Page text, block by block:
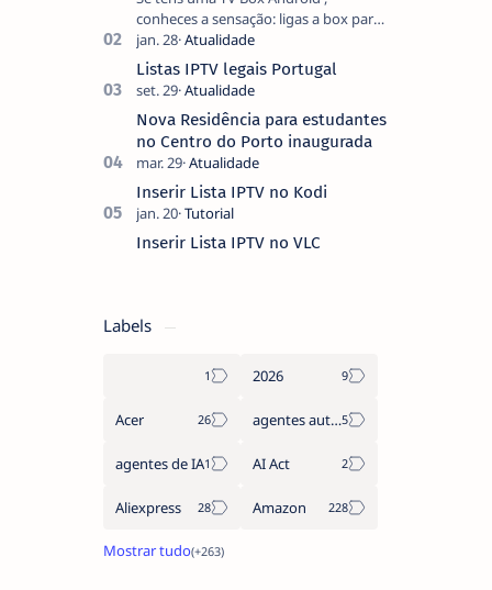
conheces a sensação: ligas a box para
ver um filme e o ecrã inicial está
coberto de sugestões que não
pediste, ban…
Listas IPTV legais Portugal
Nova Residência para estudantes
no Centro do Porto inaugurada
Inserir Lista IPTV no Kodi
Inserir Lista IPTV no VLC
Labels
2026
Acer agentes autónomos
agentes de IA AI Act
Aliexpress Amazon